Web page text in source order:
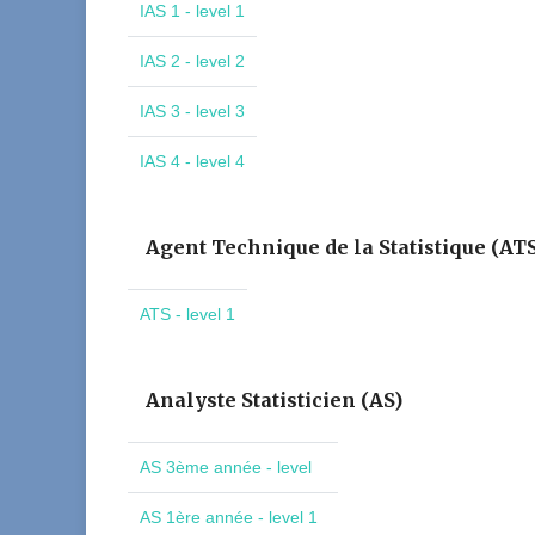
IAS 1 - level 1
IAS 2 - level 2
IAS 3 - level 3
IAS 4 - level 4
Agent Technique de la Statistique
ATS - level 1
Analyste Statisticien (AS)
AS 3ème année - level
AS 1ère année - level 1